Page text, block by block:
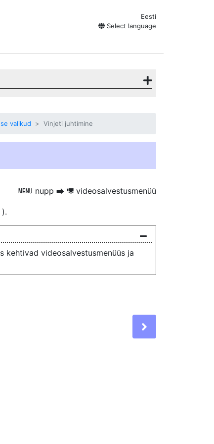
Eesti
Select language
valikud Vinjeti juhtimine
G nupp U 1 videosalvestusmenüü
).
kehtivad videosalvestusmenüüs ja